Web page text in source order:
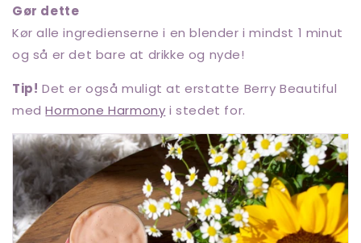
Gør dette
Kør alle ingredienserne i en blender i mindst 1 minut
og så er det bare at drikke og nyde!
Tip! Det er også muligt at erstatte Berry Beautiful
med Hormone Harmony i stedet for.